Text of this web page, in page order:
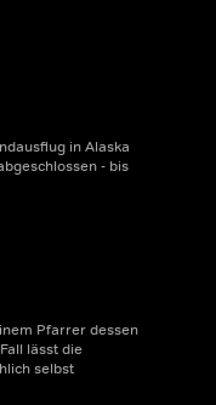
in Alaska
- bis
Pfarrer dessen
lässt die
selbst